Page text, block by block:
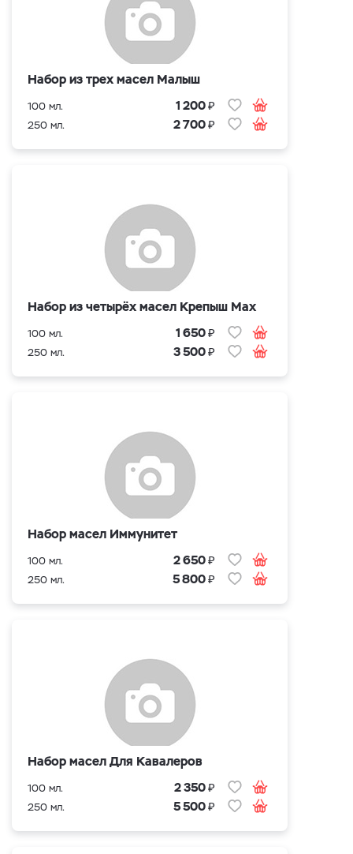
Набор из трех масел Малыш
100 мл. 1 200₽
250 мл. 2 700₽
Набор из четырёх масел Крепыш Max
100 мл. 1 650₽
250 мл. 3 500₽
Набор масел Иммунитет
100 мл. 2 650₽
250 мл. 5 800₽
Набор масел Для Кавалеров
100 мл. 2 350₽
250 мл. 5 500₽